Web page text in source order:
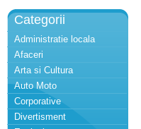
Categorii
Administratie locala
Afaceri
Arta si Cultura
Auto Moto
Corporative
Divertisment